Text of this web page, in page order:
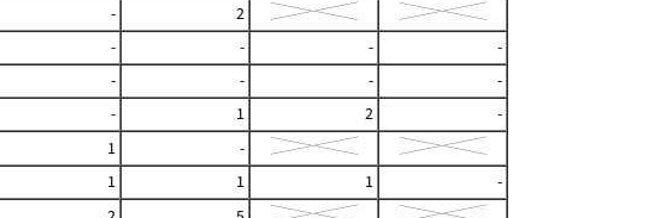
-
2
- - -
-
- - -
-
- 1 2
-
1
-
1 1 1
-